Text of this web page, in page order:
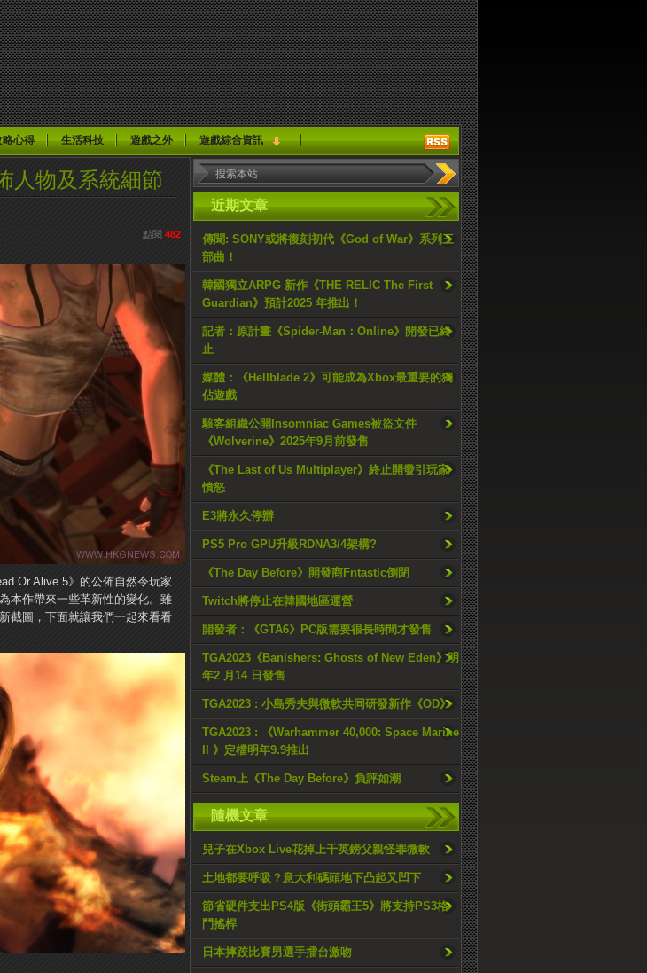
略心得 生活科技 遊戲之外 遊戲綜合資訊
近期文章
傳聞: SONY或將復刻初代《God of War》系列三
部曲！
韓國獨立ARPG 新作《THE RELIC The First
Guardian》預計2025 年推出！
記者：原計畫《Spider-Man：Online》開發已終
止
媒體：《Hellblade 2》可能成為Xbox最重要的獨
佔遊戲
駭客組織公開Insomniac Games被盜文件
《Wolverine》2025年9月前發售
《The Last of Us Multiplayer》終止開發引玩家
憤怒
E3將永久停辦
PS5 Pro GPU升級RDNA3/4架構?
《The Day Before》開發商Fntastic倒閉
Twitch將停止在韓國地區運營
開發者：《GTA6》PC版需要很長時間才發售
TGA2023《Banishers: Ghosts of New Eden》明
年2 月14 日發售
TGA2023 : 小島秀夫與微軟共同研發新作《OD》
TGA2023 : 《Warhammer 40,000: Space Marine
II 》定檔明年9.9推出
Steam上《The Day Before》負評如潮
隨機文章
兒子在Xbox Live花掉上千英鎊父親怪罪微軟
土地都要呼吸？意大利碼頭地下凸起又凹下
節省硬件支出PS4版《街頭霸王5》將支持PS3格
鬥搖桿
日本摔跤比賽男選手擂台激吻
人物及系統細節
點閱 482
Or Alive 5》的公佈自然令玩家
本作帶來一些革新性的變化。雖
截圖，下面就讓我們一起來看看